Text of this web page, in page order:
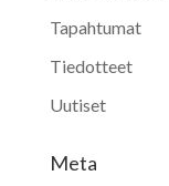
Tapahtumat
Tiedotteet
Uutiset
Meta